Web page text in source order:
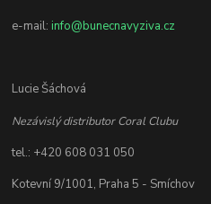
e-mail:info@bunecnavyziva.cz
Lucie Šáchová
Nezávislý distributor Coral Clubu
tel.: +420 608 031 050
Kotevní 9/1001, Praha 5 - Smíchov